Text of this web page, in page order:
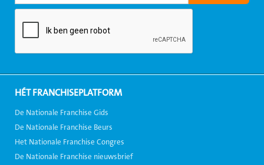
HÉT FRANCHISEPLATFORM
De Nationale Franchise Gids
De Nationale Franchise Beurs
Het Nationale Franchise Congres
De Nationale Franchise nieuwsbrief